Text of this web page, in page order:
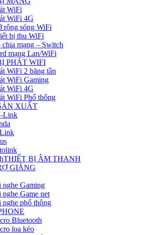
WiFi
WiFi 4G
rộng sóng WiFi
bị thu WiFi
chia mạng – Switch
mạng Lan/WiFi
PHÁT WIFI
WiFi 2 băng tần
WiFi Gaming
WiFi 4G
WiFi Phổ thông
XUẤT
Link
THIẾT BỊ ÂM THANH
GIẢNG
nghe Gaming
nghe Game net
nghe phổ thông
Bluetooth
loa kéo